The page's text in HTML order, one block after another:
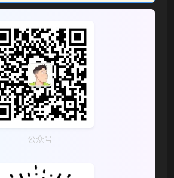
公众号